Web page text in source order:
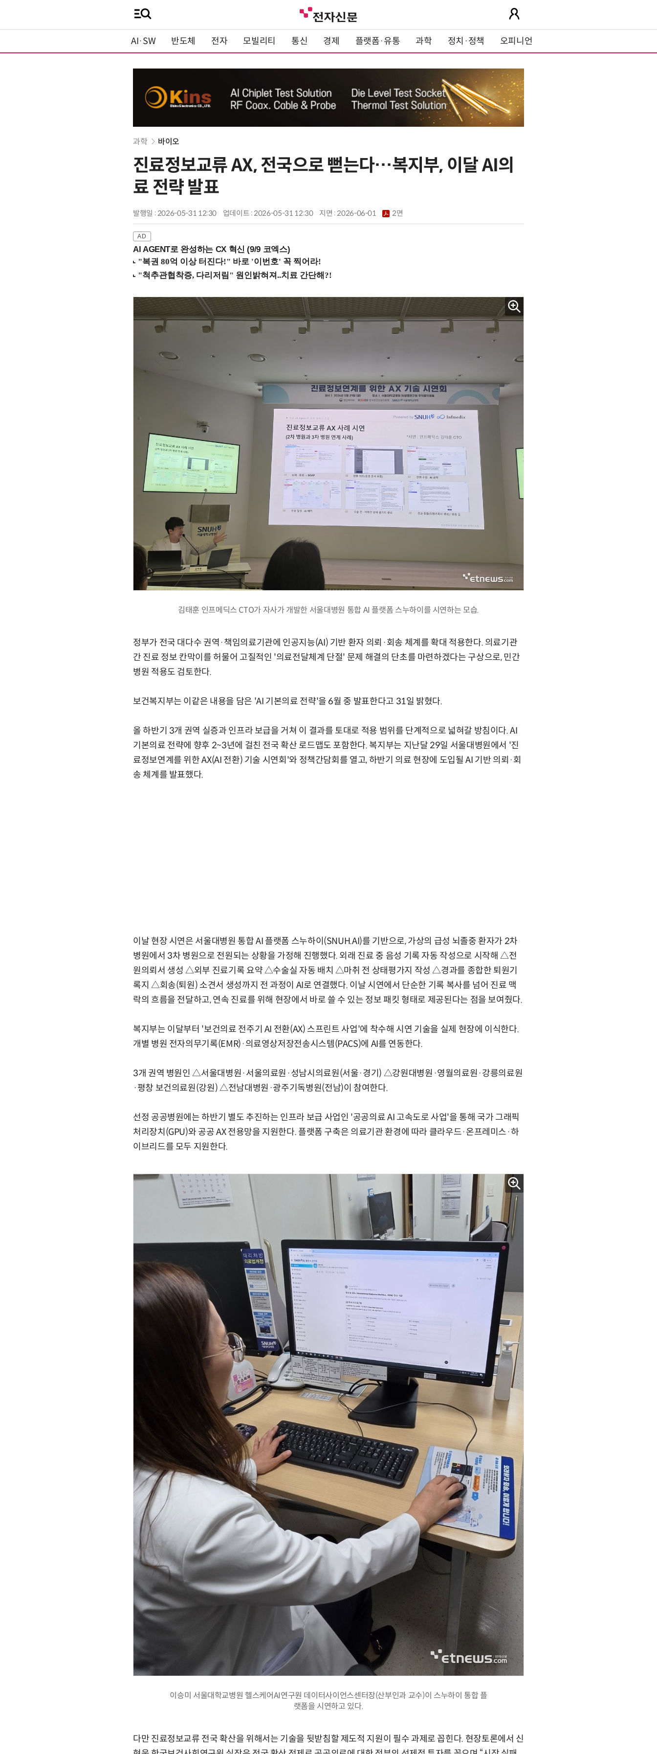
AI·SW 반도체 전자 모빌리티 통신 경제 플랫폼·유통 과학 정치·정책 오피니언
과학 바이오
진료정보교류 AX, 전국으로 뻗는다…복지부, 이달 AI의
료 전략 발표
발행일 : 2026-05-31 12:30 업데이트 : 2026-05-31 12:30 지면 :2026-06-01 2면
AI AGENT로 완성하는 CX 혁신 (9/9 코엑스)
김태훈 인프메딕스 CTO가 자사가 개발한 서울대병원 통합 AI 플랫폼 스누하이를 시연하는 모습.
정부가 전국 대다수 권역·책임의료기관에 인공지능(AI) 기반 환자 의뢰·회송 체계를 확대 적용한다. 의료기관
간 진료 정보 칸막이를 허물어 고질적인 '의료전달체계 단절' 문제 해결의 단초를 마련하겠다는 구상으로, 민간
병원 적용도 검토한다.
보건복지부는 이같은 내용을 담은 'AI 기본의료 전략'을 6월 중 발표한다고 31일 밝혔다.
올 하반기 3개 권역 실증과 인프라 보급을 거쳐 이 결과를 토대로 적용 범위를 단계적으로 넓혀갈 방침이다. AI
기본의료 전략에 향후 2~3년에 걸친 전국 확산 로드맵도 포함한다. 복지부는 지난달 29일 서울대병원에서 '진
료정보연계를 위한 AX(AI 전환) 기술 시연회'와 정책간담회를 열고, 하반기 의료 현장에 도입될 AI 기반 의뢰·회
송 체계를 발표했다.
이날 현장 시연은 서울대병원 통합 AI 플랫폼 스누하이(SNUH.AI)를 기반으로, 가상의 급성 뇌졸중 환자가 2차
병원에서 3차 병원으로 전원되는 상황을 가정해 진행했다. 외래 진료 중 음성 기록 자동 작성으로 시작해 △전
원의뢰서 생성 △외부 진료기록 요약 △수술실 자동 배치 △마취 전 상태평가지 작성 △경과를 종합한 퇴원기
록지 △회송(퇴원) 소견서 생성까지 전 과정이 AI로 연결했다. 이날 시연에서 단순한 기록 복사를 넘어 진료 맥
락의 흐름을 전달하고, 연속 진료를 위해 현장에서 바로 쓸 수 있는 정보 패킷 형태로 제공된다는 점을 보여줬다.
복지부는 이달부터 '보건의료 전주기 AI 전환(AX) 스프린트 사업'에 착수해 시연 기술을 실제 현장에 이식한다.
개별 병원 전자의무기록(EMR)·의료영상저장전송시스템(PACS)에 AI를 연동한다.
3개 권역 병원인 △서울대병원·서울의료원·성남시의료원(서울·경기) △강원대병원·영월의료원·강릉의료원
·평창 보건의료원(강원) △전남대병원·광주기독병원(전남)이 참여한다.
선정 공공병원에는 하반기 별도 추진하는 인프라 보급 사업인 '공공의료 AI 고속도로 사업'을 통해 국가 그래픽
처리장치(GPU)와 공공 AX 전용망을 지원한다. 플랫폼 구축은 의료기관 환경에 따라 클라우드·온프레미스·하
이브리드를 모두 지원한다.
이승미 서울대학교병원 헬스케어AI연구원 데이터사이언스센터장(산부인과 교수)이 스누하이 통합 플
랫폼을 시연하고 있다.
다만 진료정보교류 전국 확산을 위해서는 기술을 뒷받침할 제도적 지원이 필수 과제로 꼽힌다. 현장토론에서 신